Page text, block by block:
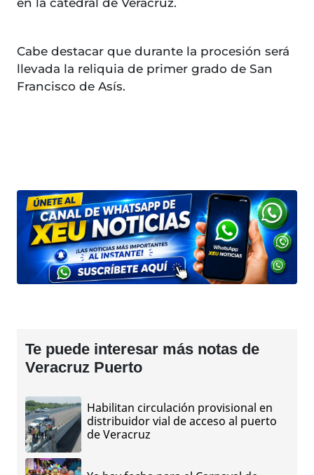
en la catedral de Veracruz.
Cabe destacar que durante la procesión será
llevada la reliquia de primer grado de San
Francisco de Asís.
Te puede interesar más notas de
Veracruz Puerto
Habilitan circulación provisional en
distribuidor vial de acceso al puerto
de Veracruz